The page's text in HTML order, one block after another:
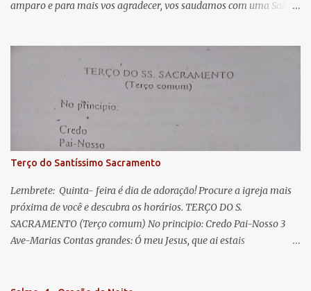
o
amparo e para mais vos agradecer, vos saudamos com uma Salve
lágrimas. Eia, pois, Advogada nossa, estes vossos olhos
misericordiosos a nós volvei, e depois deste desterro, mostrai-nos
Jesus. Bendito é o fruto do vosso ventre, ó clemente, ó piedosa, ó
doce e sempre Virgem Maria. Rogai por nós Santa Mãe de Deus.
Para que sejamos dignos das promessas de Cristo. Amém.
Terço do Santíssimo Sacramento
Lembrete: Quinta- feira é dia de adoração! Procure a igreja mais
próxima de você e descubra os horários. TERÇO DO S.
SACRAMENTO (Terço comum) No principio: Credo Pai-Nosso 3
Ave-Marias Contas grandes: Ó meu Jesus, que ai estais